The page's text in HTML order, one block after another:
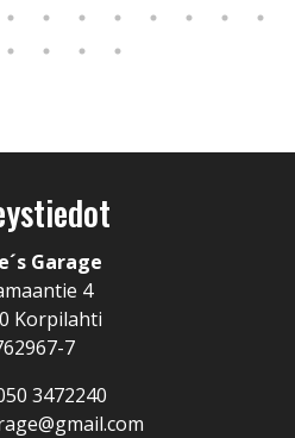
Garage
4
Korpilahti
7
3472240